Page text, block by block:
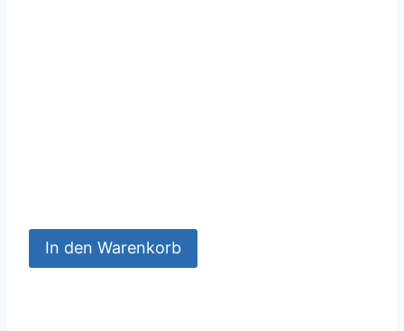
In den Warenkorb